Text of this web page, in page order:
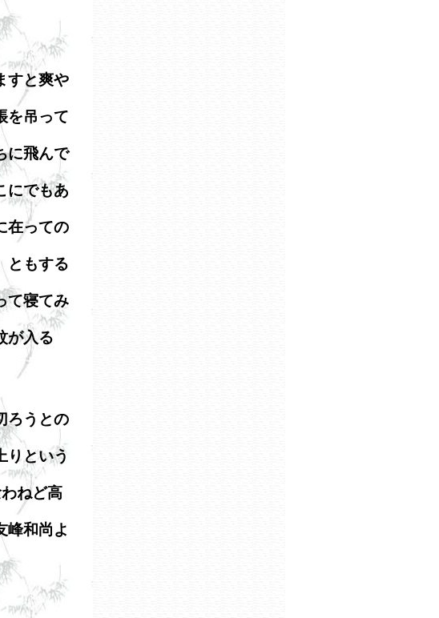
すと爽や
を吊って
に飛んで
にでもあ
在っての
ともする
て寝てみ
が入る
ろうとの
りという
ねど高
峰和尚よ